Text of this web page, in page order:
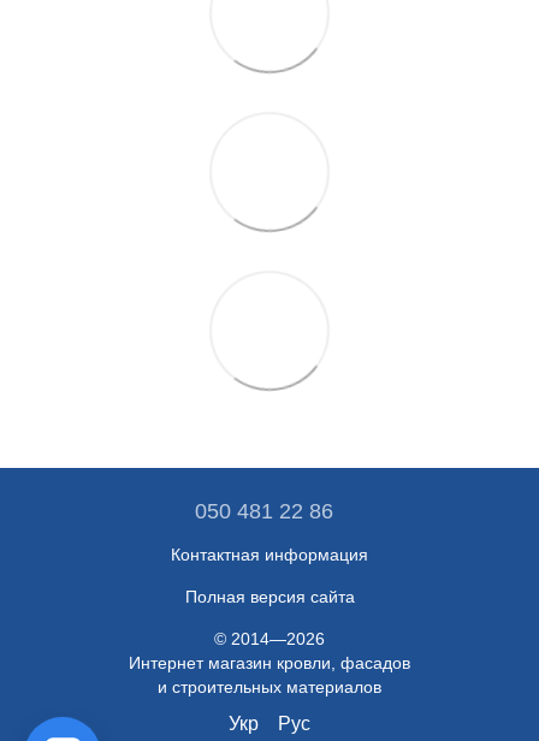
050 481 22 86
Контактная информация
Полная версия сайта
© 2014—2026
Интернет магазин кровли, фасадов
и строительных материалов
Укр Рус